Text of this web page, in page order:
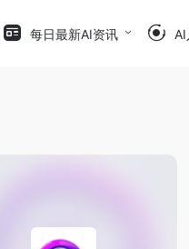
每日最新AI资讯